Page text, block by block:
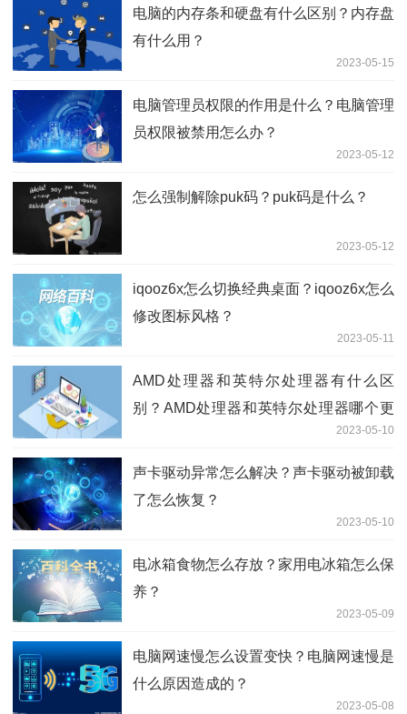
电脑的内存条和硬盘有什么区别？内存盘
有什么用？
2023-05-15
电脑管理员权限的作用是什么？电脑管理
员权限被禁用怎么办？
2023-05-12
怎么强制解除puk码？puk码是什么？
2023-05-12
iqooz6x怎么切换经典桌面？iqooz6x怎么
修改图标风格？
2023-05-11
AMD处理器和英特尔处理器有什么区
别？AMD处理器和英特尔处理器哪个更
2023-05-10
声卡驱动异常怎么解决？声卡驱动被卸载
了怎么恢复？
2023-05-10
电冰箱食物怎么存放？家用电冰箱怎么保
养？
2023-05-09
电脑网速慢怎么设置变快？电脑网速慢是
什么原因造成的？
2023-05-08